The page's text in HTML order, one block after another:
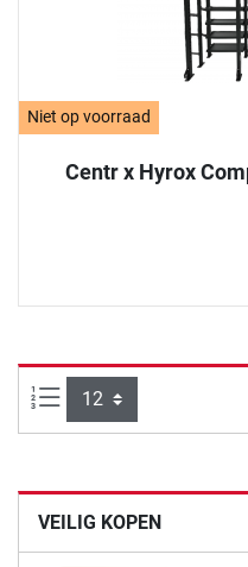
Niet op voorraad
Centr x Hyrox
Artikelen per pagina:
VEILIG KOPEN